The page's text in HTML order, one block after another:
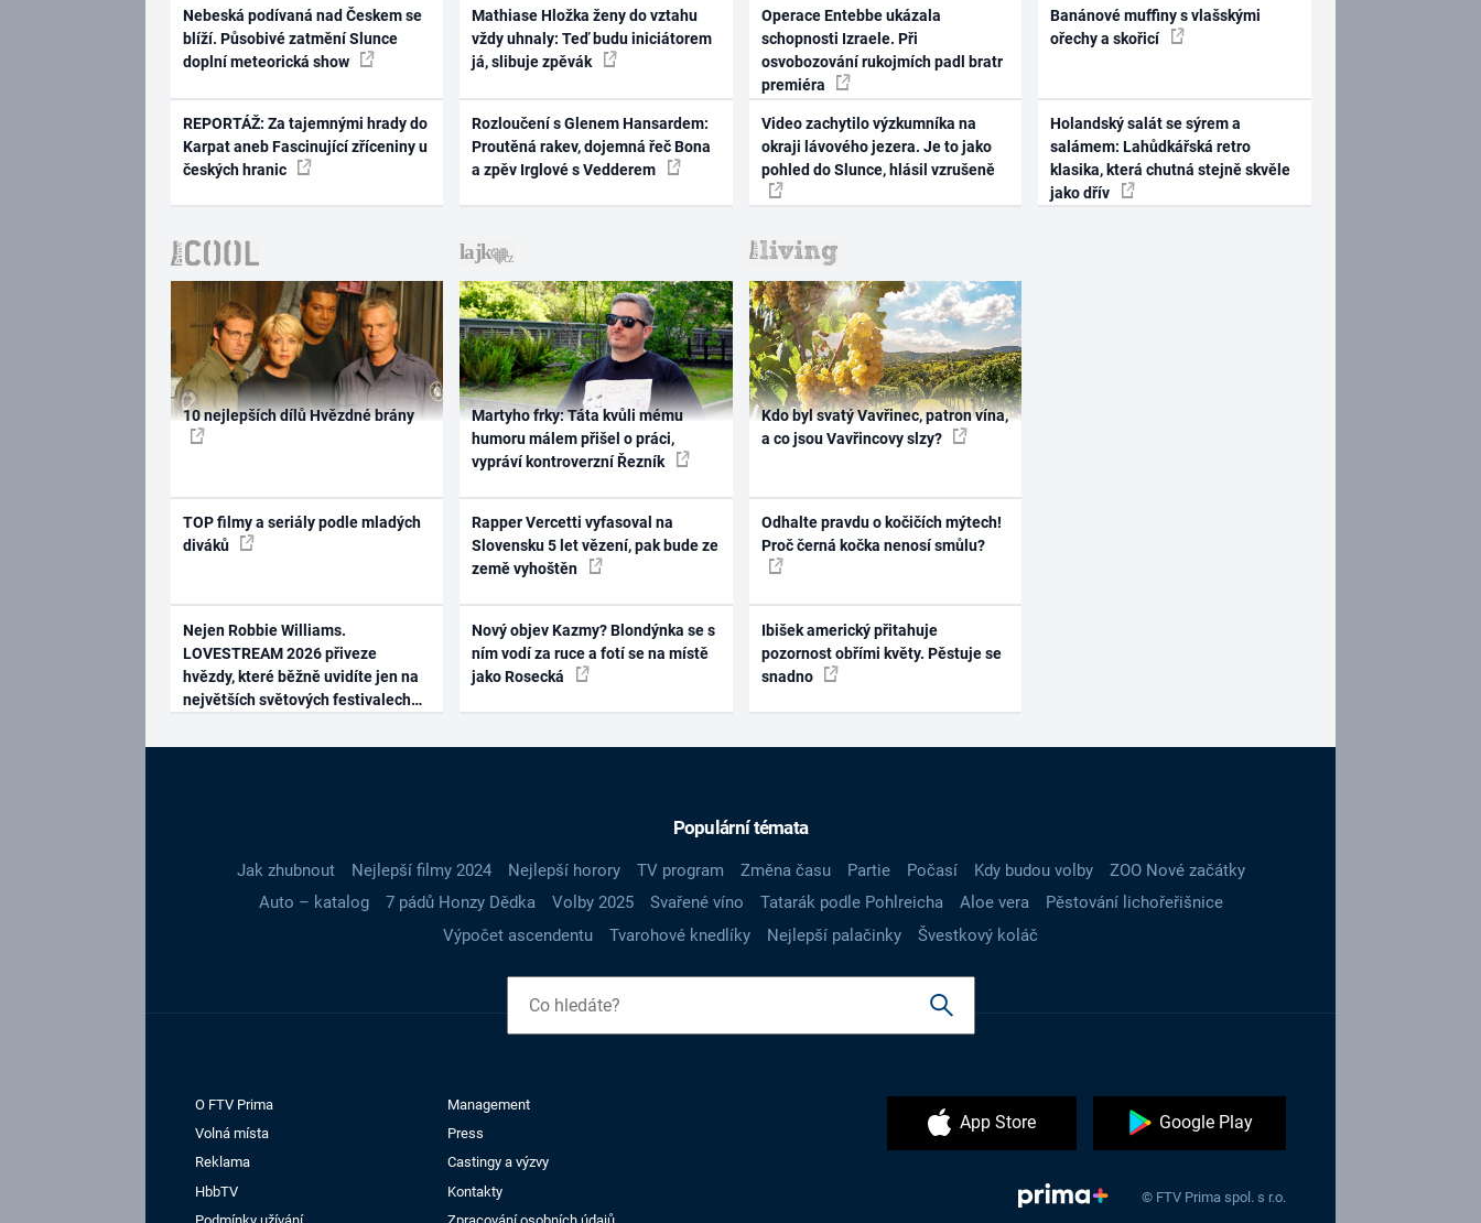
Nebeská podívaná nad Českem se
blíží. Působivé zatmění Slunce
doplní meteorická show
REPORTÁŽ: Za tajemnými hrady do
Karpat aneb Fascinující zříceniny u
českých hranic
Mathiase Hložka ženy do vztahu
vždy uhnaly: Teď budu iniciátorem
já, slibuje zpěvák
Rozloučení s Glenem Hansardem:
Proutěná rakev, dojemná řeč Bona
a zpěv Irglové s Vedderem
Operace Entebbe ukázala
schopnosti Izraele. Při
osvobozování rukojmích padl bratr
premiéra
Video zachytilo výzkumníka na
okraji lávového jezera. Je to jako
pohled do Slunce, hlásil vzrušeně
Banánové muffiny s vlašskými
ořechy a skořicí
Holandský salát se sýrem a
salámem: Lahůdkářská retro
klasika, která chutná stejně skvěle
jako dřív
10 nejlepších dílů Hvězdné brány
TOP filmy a seriály podle mladých
diváků
Nejen Robbie Williams.
LOVESTREAM 2026 přiveze
hvězdy, které běžně uvidíte jen na
největších světových festivalech
Martyho frky: Táta kvůli mému
humoru málem přišel o práci,
vypráví kontroverzní Řezník
Rapper Vercetti vyfasoval na
Slovensku 5 let vězení, pak bude ze
země vyhoštěn
Nový objev Kazmy? Blondýnka se s
ním vodí za ruce a fotí se na místě
jako Rosecká
Kdo byl svatý Vavřinec, patron vína,
a co jsou Vavřincovy slzy?
Odhalte pravdu o kočičích mýtech!
Proč černá kočka nenosí smůlu?
Ibišek americký přitahuje
pozornost obřími květy. Pěstuje se
snadno
Populární témata
Jak zhubnout Nejlepší filmy 2024 Nejlepší horory TV program Změna času Partie Počasí Kdy budou volby
ZOO Nové začátky
Auto – katalog
7 pádů Honzy Dědka Volby 2025 Svařené víno Tatarák podle Pohlreicha Aloe vera
Pěstování lichořeřišnice
Výpočet ascendentu
Tvarohové knedlíky Nejlepší palačinky Švestkový koláč
O FTV Prima
Management
Volná místa
Press
Reklama
Castingy a výzvy
HbbTV
Kontakty
App Store Google Play
© FTV Prima spol. s r.o.